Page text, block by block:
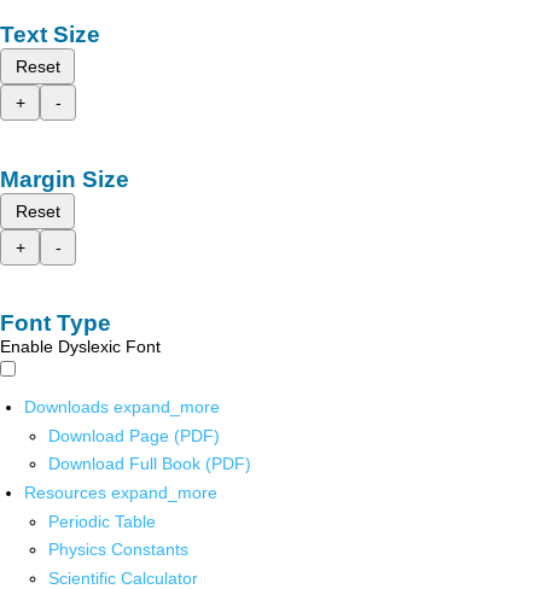
Text Size
Reset
+
-
Margin Size
Reset
+
-
Font Type
Enable Dyslexic Font
Downloads expand_more
Download Page (PDF)
Download Full Book (PDF)
Resources expand_more
Periodic Table
Physics Constants
Scientific Calculator